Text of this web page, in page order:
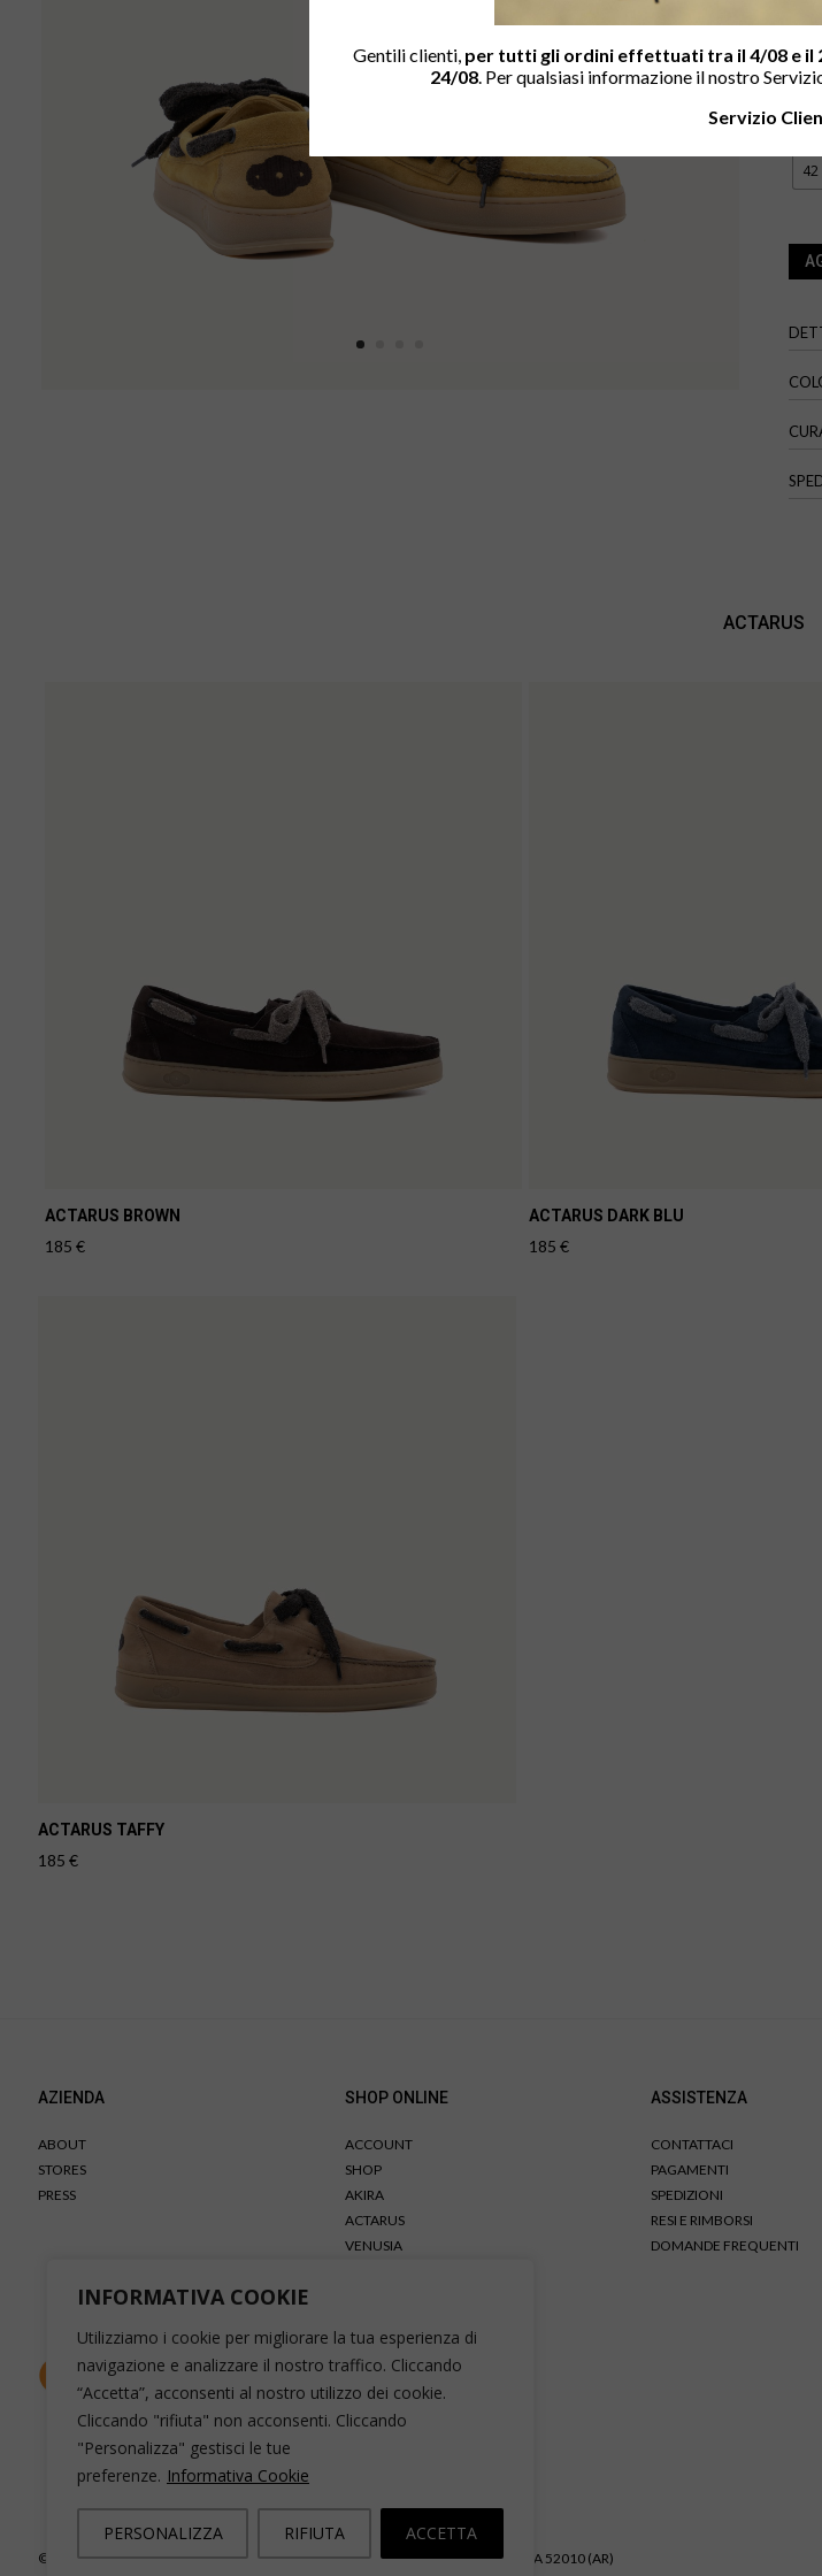
INFORMATIVA COOKIE
Utilizziamo i cookie per migliorare la tua esperienza di
navigazione e analizzare il nostro traffico. Cliccando
“Accetta”, acconsenti al nostro utilizzo dei cookie.
Cliccando "rifiuta" non acconsenti. Cliccando
"Personalizza" gestisci le tue
preferenze. Informativa Cookie
PERSONALIZZA RIFIUTA ACCETTA
35
42
ACTARUS
ACTARUS BROWN
185 €
ACTARUS DARK BLU
185 €
ACTARUS TAFFY
185€
AZIENDA
ABOUT
STORES
PRESS
SHOP ONLINE
ACCOUNT
SHOP
AKIRA
ACTARUS
VENUSIA
ASSISTENZA
CONTATTACI
PAGAMENTI
SPEDIZIONI
RESI E RIMBORSI
DOMANDE FREQUENTI
© 2026 CALZATURIFICIO F.LLI SOLDINI – VIA VITTORIO VENETO, 32 – CAPOLONA 52010 (AR)
Gentili clienti, per tutti gli ordini effettuati tra il 4/08 e il
24/08 . Per qualsiasi informazione il nostro
Servizio